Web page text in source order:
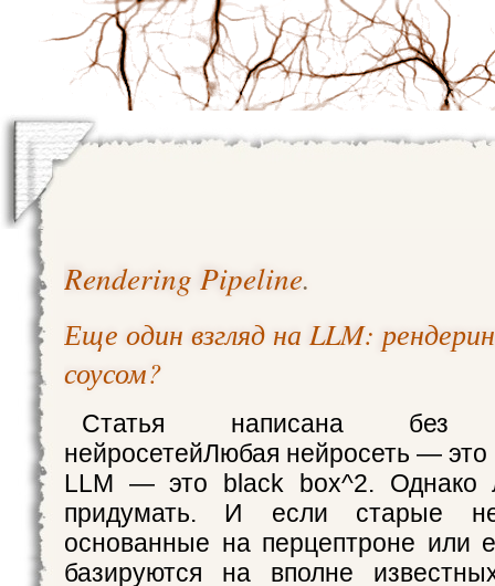
Rendering Pipeline.
Еще один взгляд на LLM:
соусом?
Статья написана без
нейросетейЛюбая нейросеть —
LLM — это black box^2. Однако
придумать. И если старые
основанные на перцептроне или
базируются на вполне